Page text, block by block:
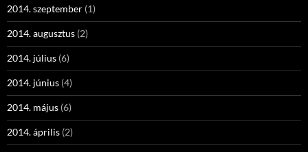
2014. szeptember (1)
2014. augusztus (2)
2014. július (6)
2014. június (4)
2014. május (6)
2014. április (2)